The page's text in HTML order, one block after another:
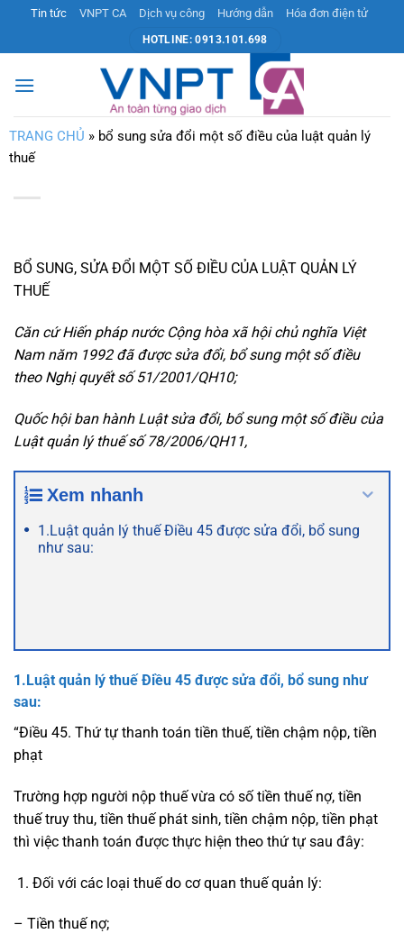
nội
dung
Tin tức VNPT CA Dịch vụ công Hướng dẫn Hóa đơn điện tử
HOTLINE: 0913.101.698
TRANG CHỦ » bổ sung sửa đổi một số điều của luật quản lý
thuế
BỔ SUNG, SỬA ĐỔI MỘT SỐ ĐIỀU CỦA LUẬT QUẢN LÝ
THUẾ
Căn cứ Hiến pháp nước Cộng hòa xã hội chủ nghĩa Việt
Nam năm 1992 đã được sửa đổi, bổ sung một số điều
theo Nghị quyết số 51/2001/QH10;
Quốc hội ban hành Luật sửa đổi, bổ sung một số điều của
Luật quản lý thuế số 78/2006/QH11,
Xem nhanh
1.Luật quản lý thuế Điều 45 được sửa đổi, bổ sung
như sau:
1.Luật quản lý thuế Điều 45 được sửa đổi, bổ sung như
sau:
“Điều 45. Thứ tự thanh toán tiền thuế, tiền chậm nộp, tiền
phạt
Trường hợp người nộp thuế vừa có số tiền thuế nợ, tiền
thuế truy thu, tiền thuế phát sinh, tiền chậm nộp, tiền phạt
thì việc thanh toán được thực hiện theo thứ tự sau đây:
Đối với các loại thuế do cơ quan thuế quản lý:
– Tiền thuế nợ;